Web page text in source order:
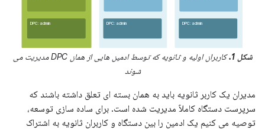
شکل 1.
کاربران اولیه و ثانویه که توسط ادمین هایی از همان DPC مدیریت می
شوند
مدیران یک کاربر ثانویه باید به همان بسته ای تعلق داشته باشند که
سرپرست دستگاه کاملاً مدیریت شده است. برای ساده سازی توسعه،
توصیه می کنیم یک ادمین را بین دستگاه و کاربران ثانویه به اشتراک